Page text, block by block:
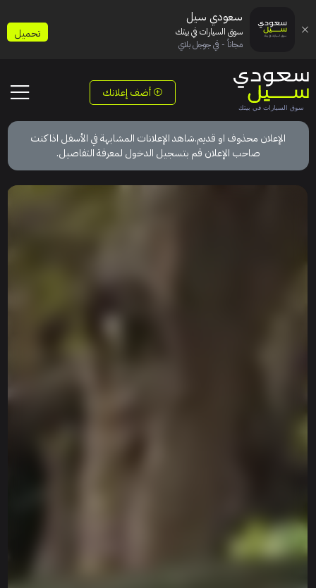
أضف إعلانك
الإعلان محذوف او قديم.شاهد الإعلانات المشابهة في الأسفل اذا كنت
صاحب الإعلان قم بتسجيل الدخول لمعرفة التفاصيل.
سعودي سيل
سوق السيارات في بيتك
مجاناً - في جوجل بلاي
تحميل